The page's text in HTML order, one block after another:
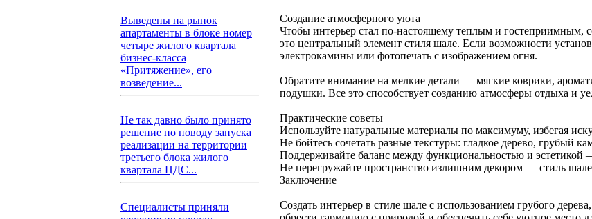
Выведены на рынок
апартаменты в блоке номер
четыре жилого квартала
бизнес-класса
«Притяжение», его
возведение...
Не так давно было принято
решение по поводу запуска
реализации на территории
третьего блока жилого
квартала ЦДС...
Специалисты приняли
Создание атмосферного уюта
Чтобы интерьер стал по-настоящему теплым и гостеприимным,
это центральный элемент стиля шале. Если возможности
электрокамины или фотопечать с изображением огня.
Обратите внимание на мелкие детали — мягкие коврики,
подушки. Все это способствует созданию атмосферы отдыха и
Практические советы
Используйте натуральные материалы по максимуму, избегая
Не бойтесь сочетать разные текстуры: гладкое дерево, грубый
Поддерживайте баланс между функциональностью и эстетикой
Не перегружайте пространство излишним декором — стиль шале
Заключение
Создать интерьер в стиле шале с использованием грубого